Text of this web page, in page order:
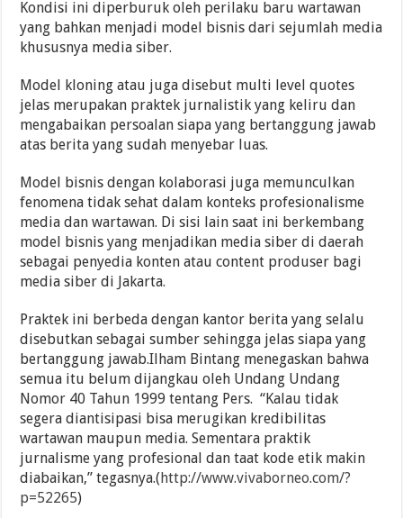
Kondisi ini diperburuk oleh perilaku baru wartawan
yang bahkan menjadi model bisnis dari sejumlah media
khususnya media siber.
Model kloning atau juga disebut multi level quotes
jelas merupakan praktek jurnalistik yang keliru dan
mengabaikan persoalan siapa yang bertanggung jawab
atas berita yang sudah menyebar luas.
Model bisnis dengan kolaborasi juga memunculkan
fenomena tidak sehat dalam konteks profesionalisme
media dan wartawan. Di sisi lain saat ini berkembang
model bisnis yang menjadikan media siber di daerah
sebagai penyedia konten atau content produser bagi
media siber di Jakarta.
Praktek ini berbeda dengan kantor berita yang selalu
disebutkan sebagai sumber sehingga jelas siapa yang
bertanggung jawab.Ilham Bintang menegaskan bahwa
semua itu belum dijangkau oleh Undang Undang
Nomor 40 Tahun 1999 tentang Pers. “Kalau tidak
segera diantisipasi bisa merugikan kredibilitas
wartawan maupun media. Sementara praktik
jurnalisme yang profesional dan taat kode etik makin
diabaikan,” tegasnya.(http://www.vivaborneo.com/?
p=52265)